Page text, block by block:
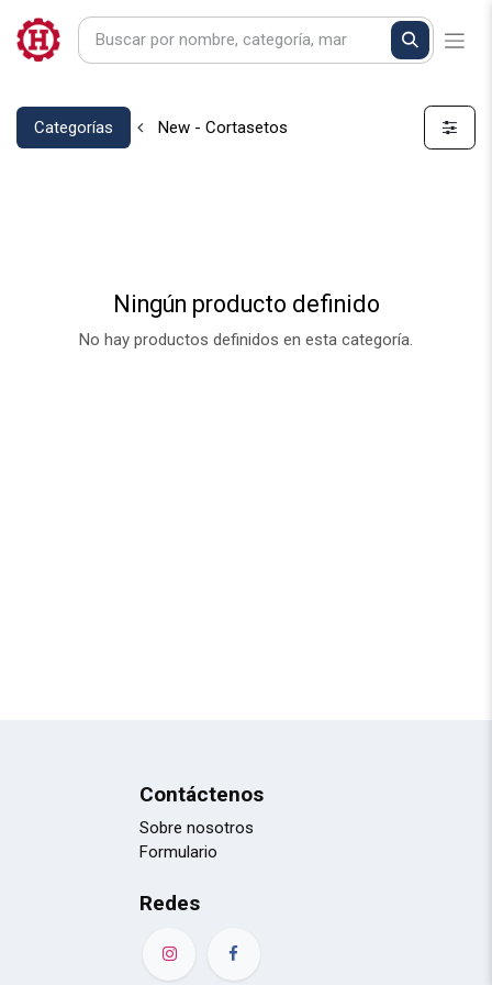
Categorías New - Cortasetos
Ningún producto definido
No hay productos definidos en esta categoría.
Contáctenos
Sobre nosotros
Formulario
Redes